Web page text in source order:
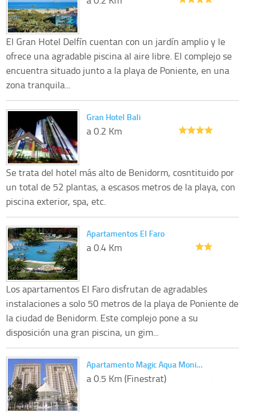
El Gran Hotel Delfín cuentan con un jardín amplio y le
ofrece una agradable piscina al aire libre. El complejo se
encuentra situado junto a la playa de Poniente, en una
zona tranquila...
Gran Hotel Bali
a 0.2 Km
Se trata del hotel más alto de Benidorm, cosntituido por
un total de 52 plantas, a escasos metros de la playa, con
piscina exterior, spa, etc.
Apartamentos El Faro
a 0.4 Km
Los apartamentos El Faro disfrutan de agradables
instalaciones a solo 50 metros de la playa de Poniente de
la ciudad de Benidorm. Este complejo pone a su
disposición una gran piscina, un gim...
Apartamento Magic Aqua Moni…
a 0.5 Km (Finestrat)